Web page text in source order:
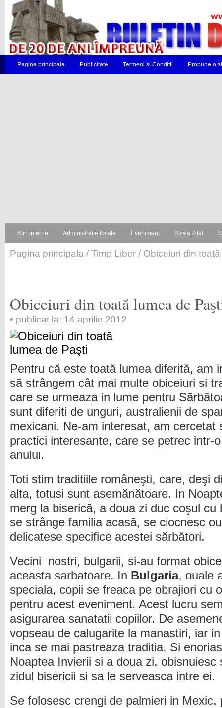
Pagina principala Publicitate Termeni si Conditii Propune o
Stiri interne Administratie locala Eveniment Stirea Zilei
Pagina principala / Timp Liber / Obiceiuri din
Obiceiuri din toată lumea de
• publicat la: 14 aprilie 2012
Pentru că este toată lumea diferită, am
să strângem cât mai multe obiceiuri si
care se urmeaza in lume pentru
sunt diferiti de unguri, australienii de
mexicani. Ne-am interesat, am cercetat
practici interesante, care se petrec intr-
anului.
Toti stim traditiile româneşti, care, deşi
alta, totusi sunt asemănătoare. In
merg la biserică, a doua zi duc coşul cu
se strânge familia acasă, se ciocnesc
delicatese specifice acestei sărbători.
Vecini nostri, bulgarii, si-au format
aceasta sarbatoare. In Bulgaria, ouale
speciala, copii se freaca pe obrajiori cu
pentru acest eveniment. Acest lucru
asigurarea sanatatii copiilor. De
vopseau de calugarite la manastiri, iar
inca se mai pastreaza traditia. Si
Noaptea Invierii si a doua zi, obisnuiesc
zidul bisericii si sa le serveasca intre ei.
Se folosesc crengi de palmieri in Mexic,